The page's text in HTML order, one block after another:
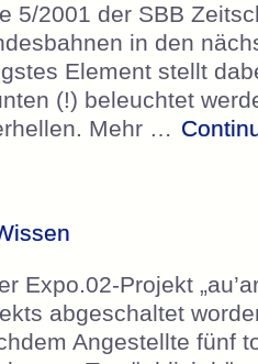
5/2001 der SBB
in den
Element stellt
(!) beleuchtet
Mehr …
Expo.02-Projekt
abgeschaltet
Angestellte fünf